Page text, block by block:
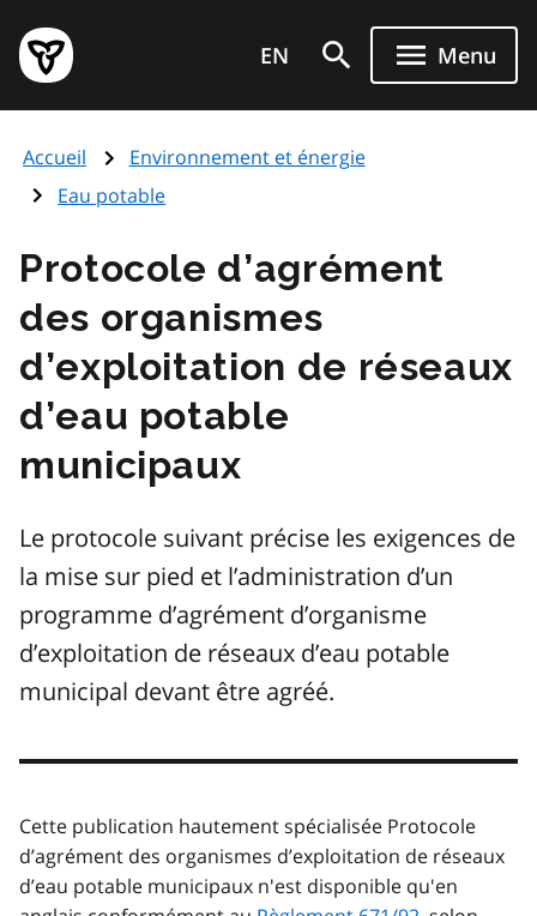
au
contenu
principal
Page
d'accueil
de
l'Ontario
EN Menu
Accueil
Environnement et énergie
Eau potable
Protocole d’agrément
des organismes
d’exploitation de réseaux
d’eau potable
municipaux
Le protocole suivant précise les exigences de
la mise sur pied et l’administration d’un
programme d’agrément d’organisme
d’exploitation de réseaux d’eau potable
municipal devant être agréé.
Cette publication hautement spécialisée Protocole
d’agrément des organismes d’exploitation de réseaux
d’eau potable municipaux n'est disponible qu'en